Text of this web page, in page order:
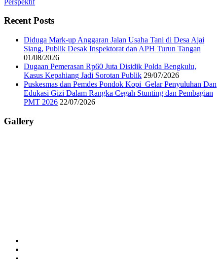
Recent Posts
Diduga Mark-up Anggaran Jalan Usaha Tani di Desa Ajai
Siang, Publik Desak Inspektorat dan APH Turun Tangan
01/08/2026
Dugaan Pemerasan Rp60 Juta Disidik Polda Bengkulu,
Kasus Kepahiang Jadi Sorotan Publik 29/07/2026
Puskesmas dan Pemdes Pondok Kopi Gelar Penyuluhan Dan
Edukasi Gizi Dalam Rangka Cegah Stunting dan Pembagian
PMT 2026 22/07/2026
Gallery